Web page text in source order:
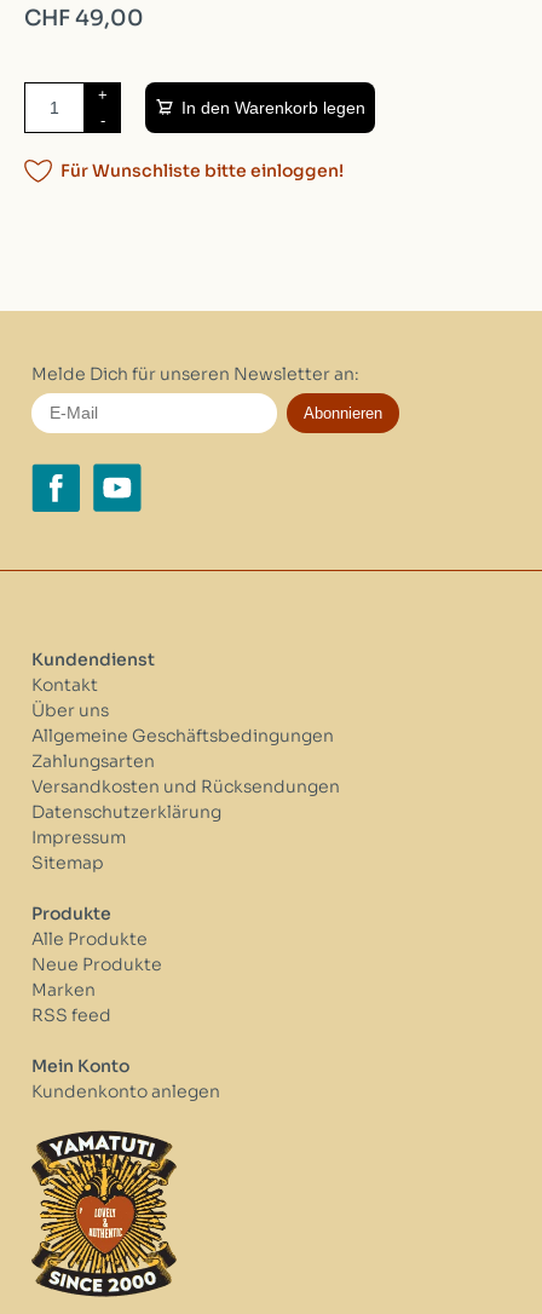
CHF 49,00
+
-
In den Warenkorb legen
Für Wunschliste bitte einloggen!
Melde Dich für unseren Newsletter an:
Abonnieren
Kundendienst
Kontakt
Über uns
Allgemeine Geschäftsbedingungen
Zahlungsarten
Versandkosten und Rücksendungen
Datenschutzerklärung
Impressum
Sitemap
Produkte
Alle Produkte
Neue Produkte
Marken
RSS feed
Mein Konto
Kundenkonto anlegen